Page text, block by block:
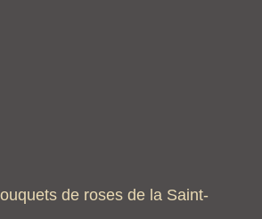
de roses de la Saint-